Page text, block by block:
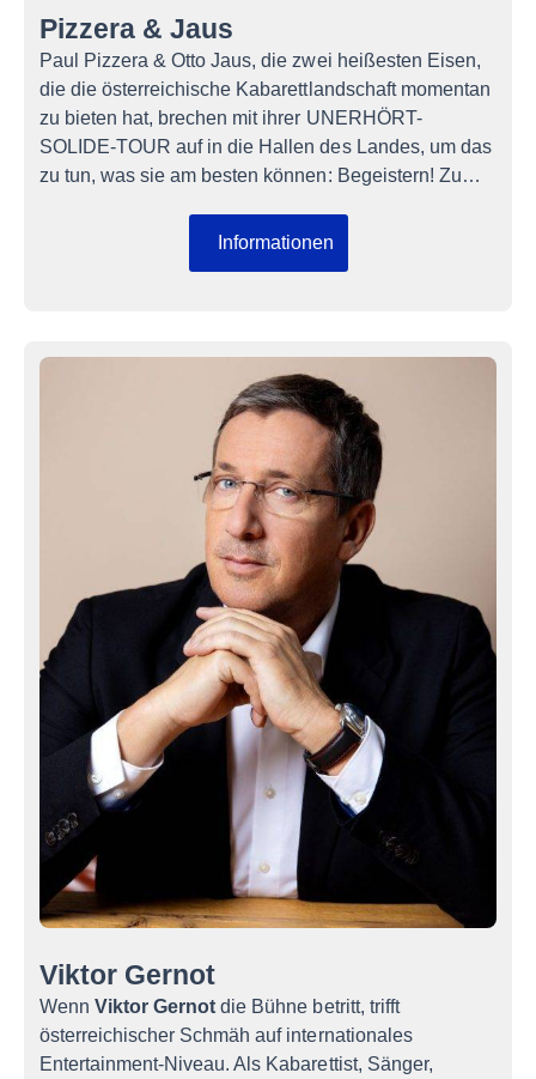
Pizzera & Jaus
Paul Pizzera & Otto Jaus, die zwei heißesten Eisen,
die die österreichische Kabarettlandschaft momentan
zu bieten hat, brechen mit ihrer UNERHÖRT-
SOLIDE-TOUR auf in die Hallen des Landes, um das
zu tun, was sie am besten können: Begeistern! Zu…
Informationen
Viktor Gernot
WennViktor Gernot die Bühne betritt, trifft
österreichischer Schmäh auf internationales
Entertainment-Niveau. Als Kabarettist, Sänger,